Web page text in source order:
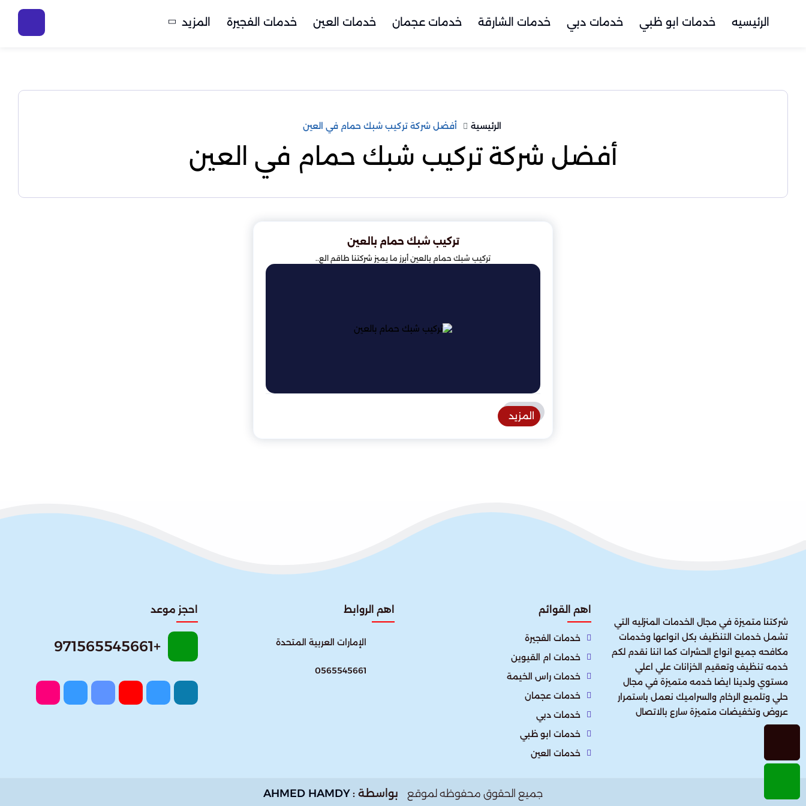
الرئيسيه خدمات ابو ظبي خدمات دبي خدمات الشارقة خدمات عجمان خدمات العين خدمات الفجيرة المزيد
الرئيسية أفضل شركة تركيب شبك حمام في العين
أفضل شركة تركيب شبك حمام في العين
تركيب شبك حمام بالعين
تركيب شبك حمام بالعين أبرز ما يميز شركتنا طاقم الع..
المزيد
شركتنا متميزة في مجال الخدمات المنزليه التي
تشمل خدمات التنظيف بكل انواعها وخدمات
مكافحه جميع انواع الحشرات كما اننا نقدم لكم
خدمه تنظيف وتعقيم الخزانات علي اعلي
مستوي ولدينا ايضا خدمه متميزة في مجال
حلي وتلميع الرخام والسراميك نعمل باستمرار
عروض وتخفيضات متميزة سارع بالاتصال
اهم القوائم
خدمات الفجيرة
خدمات ام القيوين
خدمات راس الخيمة
خدمات عجمان
خدمات دبي
خدمات ابو ظبي
خدمات العين
اهم الروابط
الإمارات العربية المتحدة​
0565545661
احجز موعد
+971565545661
جميع الحقوق محفوظه لموقع بواسطة :AHMED HAMDY